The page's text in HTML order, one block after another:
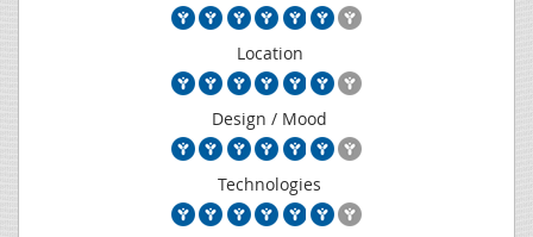
Location
Design / Mood
Technologies